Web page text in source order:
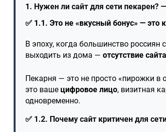
1. Нужен ли сайт для сети пекарен?
✅ 1.1. Это не «вкусный бонус» —
В эпоху, когда большинство россиян
выходить из дома — отсутствие
Пекарня — это не просто «пирожки в
это ваше цифровое лицо, визитная
одновременно.
✅ 1.2. Почему сайт критичен для